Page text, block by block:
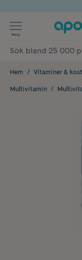
Använd
✓
Meny
Hem Vitaminer &
Multivitamin